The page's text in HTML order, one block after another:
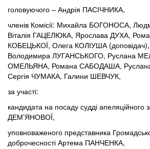
головуючого – Андрія ПАСІЧНИКА,
членів Комісії: Михайла БОГОНОСА,
Віталія ГАЦЕЛЮКА, Ярослава ДУХА,
КОБЕЦЬКОЇ, Олега КОЛІУША
Володимира ЛУГАНСЬКОГО, Руслана
ОМЕЛЬЯНА, Романа САБОДАША,
Сергія ЧУМАКА, Галини ШЕВЧУК,
за участі:
кандидата на посаду судді апеляційного
ДЕМ’ЯНОВОЇ,
уповноваженого представника
доброчесності Артема ПАНЧЕНКА,